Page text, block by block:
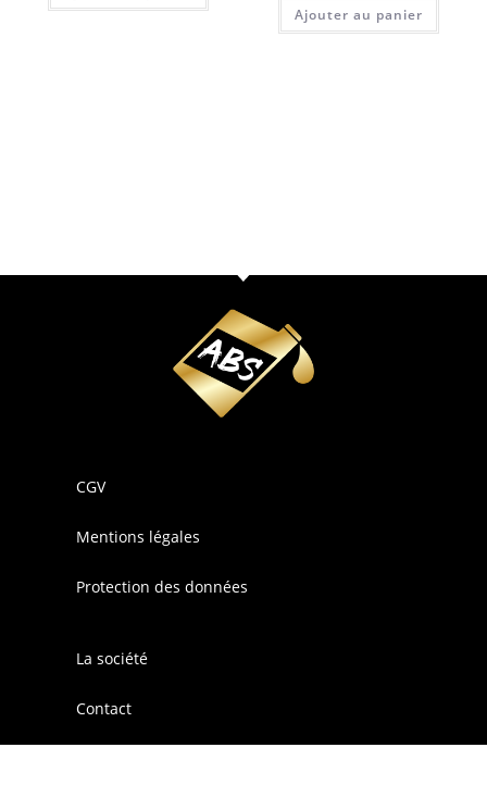
Ajouter au panier
CGV
Mentions légales
Protection des données
La société
Contact